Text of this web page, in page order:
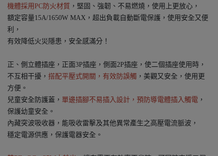
機體採用PC防火材質 ，堅固、強韌、不易燃燒，使用上更放心，
額定容量15A/1650W MAX，超出負載自動斷電保護，使用安全又便
利，
有效降低火災隱患，安全感滿分！
正、側立體插座，正面3P插座，側面2P插座，使二個插座使用時，
不互相干擾， 搭配平壓式開關，有效防誤觸 ，美觀又安全，使用更
方便。
兒童安全防護蓋， 單邊插腳不易插入設計，預防導電體插入觸電 ，
保護幼童安全。
內藏突波吸收器，能吸收雷擊及其他異常產生之高壓電流脈波，
穩定電源供應，保護電器安全。